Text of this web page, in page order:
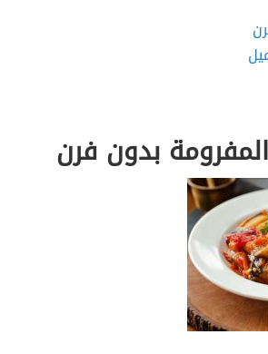
بدون فرن